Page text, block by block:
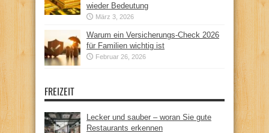
wieder Bedeutung
März 3, 2026
Warum ein Versicherungs-Check 2026
für Familien wichtig ist
Februar 26, 2026
FREIZEIT
Lecker und sauber – woran Sie gute
Restaurants erkennen